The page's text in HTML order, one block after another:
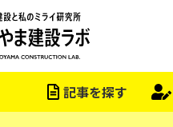
記事を探す